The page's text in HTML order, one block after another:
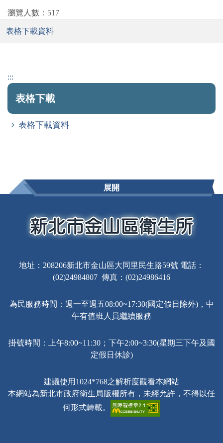
:::
表格下載
表格下載資料
瀏覽人數：517
表格下載資料
展開
地址：208206新北市金山區大同里民生路59號 電話：
(02)24984807 傳真：(02)24986416
為民服務時間：週一至週五08:00~17:30(國定假日除外)，中
午有值班人員繼續服務
掛號時間：上午8:00~11:30；下午2:00~3:30(星期三下午及國
定假日休診)
建議使用1024*768之解析度觀看本網站
本網站為新北市政府衛生局版權所有，未經允許，不得以任
何形式轉載。